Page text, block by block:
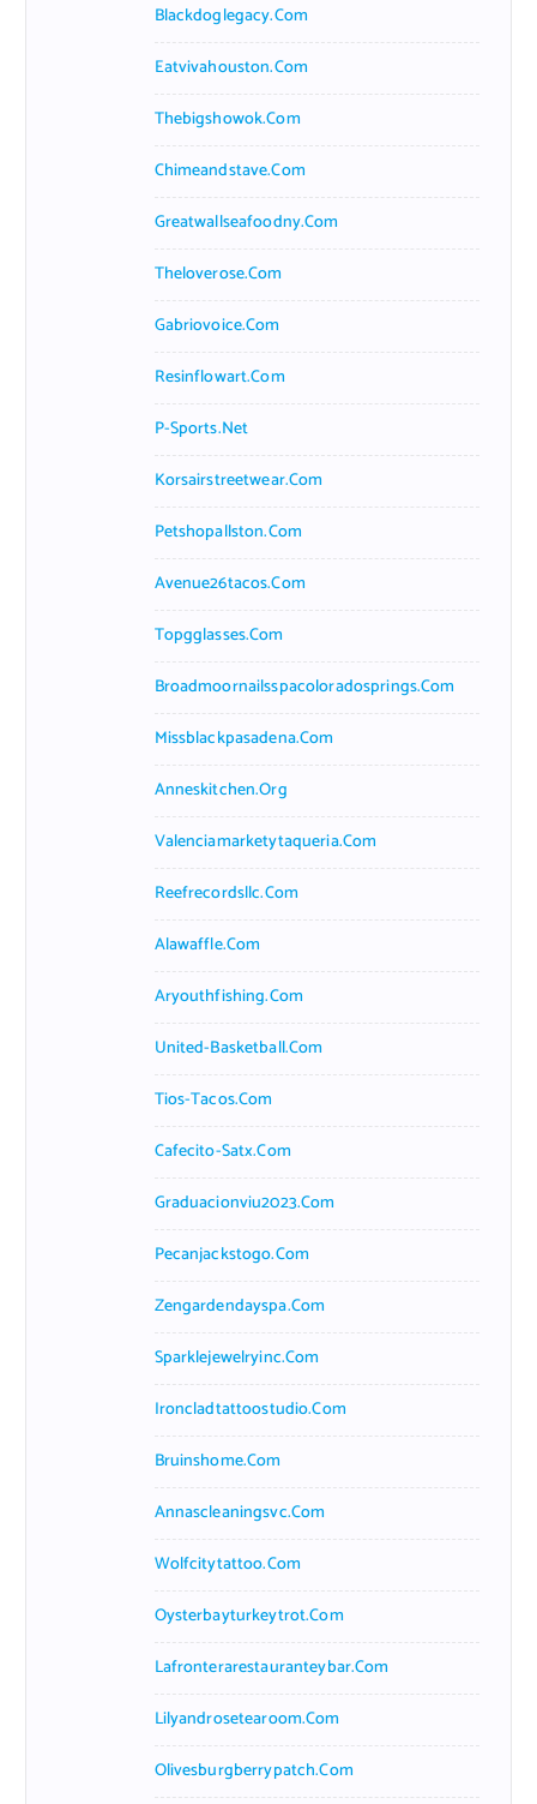
Blackdoglegacy.com
Eatvivahouston.com
Thebigshowok.com
Chimeandstave.com
Greatwallseafoodny.com
Theloverose.com
Gabriovoice.com
Resinflowart.com
P-Sports.net
Korsairstreetwear.com
Petshopallston.com
Avenue26tacos.com
Topgglasses.com
Broadmoornailsspacoloradosprings.com
Missblackpasadena.com
Anneskitchen.org
Valenciamarketytaqueria.com
Reefrecordsllc.com
Alawaffle.com
Aryouthfishing.com
United-Basketball.com
Tios-Tacos.com
Cafecito-Satx.com
Graduacionviu2023.com
Pecanjackstogo.com
Zengardendayspa.com
Sparklejewelryinc.com
Ironcladtattoostudio.com
Bruinshome.com
Annascleaningsvc.com
Wolfcitytattoo.com
Oysterbayturkeytrot.com
Lafronterarestauranteybar.com
Lilyandrosetearoom.com
Olivesburgberrypatch.com